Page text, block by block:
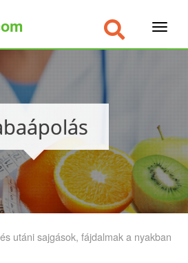
utáni sajgások, fájdalmak a nyakban